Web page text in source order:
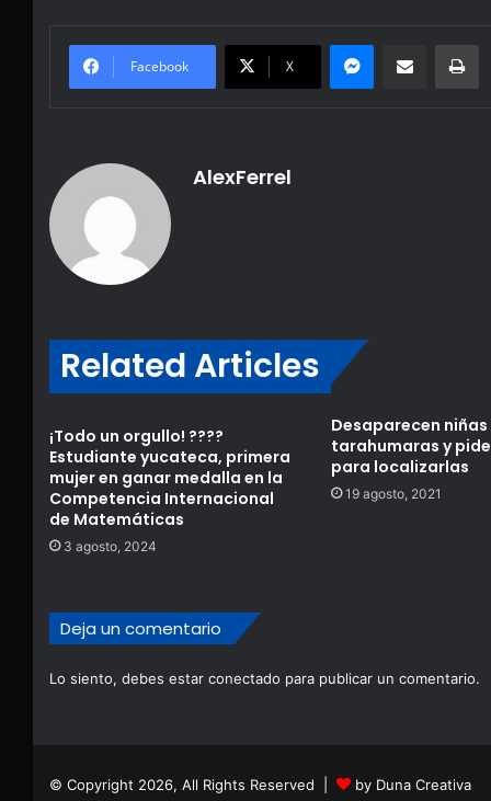
Facebook X
Messenger
Share via Email
AlexFerrel
Related Articles
¡Todo un orgullo! ????
Estudiante yucateca, primera
mujer en ganar medalla en la
Competencia Internacional
de Matemáticas
3 agosto, 2024
Desaparecen niñas
tarahumaras y
para localizarlas
19 agosto, 2021
Deja un comentario
Lo siento, debes estar conectado para publicar un comentario.
© Copyright 2026, All Rights Reserved | by Duna Creativa